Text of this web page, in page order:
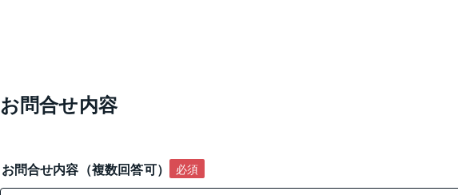
お問合せ内容
お問合せ内容（複数回答可） 必須